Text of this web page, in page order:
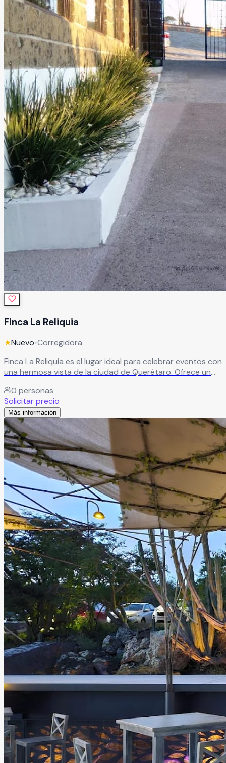
Finca La Reliquia
★Nuevo•Corregidora
Finca La Reliquia es el lugar ideal para celebrar eventos con
una hermosa vista de la ciudad de Querétaro. Ofrece un
que brinda apoyo durante toda la planeación para lograr
una celebración memorable.
0 personas
Solicitar precio
Más información